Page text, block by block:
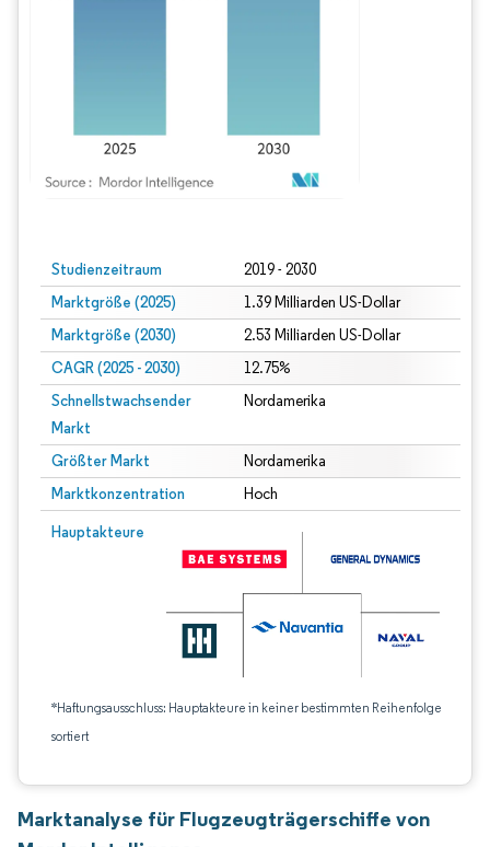
Studienzeitraum 2019 - 2030
Marktgröße (2025) 1.39 Milliarden US-Dollar
Marktgröße (2030) 2.53 Milliarden US-Dollar
CAGR (2025 - 2030) 12.75%
Schnellstwachsender
Markt
Nordamerika
Größter Markt Nordamerika
Marktkonzentration Hoch
Hauptakteure
*Haftungsausschluss: Hauptakteure in keiner bestimmten Reihenfolge
sortiert
Marktanalyse für Flugzeugträgerschiffe von